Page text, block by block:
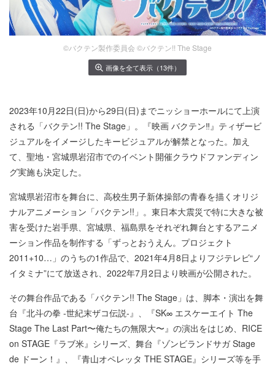
©バクテン製作委員会 ©バクテン!! The Stage
画像を全て表示（13件）
2023年10⽉22⽇(⽇)から29⽇(⽇)までニッショーホールにて上演
される「バクテン!! The Stage」。『映画 バクテン‼』ティザービ
ジュアルをイメージしたキービジュアルが解禁となった。加え
て、聖地・宮城県岩沼市でのイベント開催クラウドファンディン
グ実施も決定した。
宮城県岩沼市を舞台に、⾼校⽣男⼦新体操部の⻘春を描くオリジ
ナルアニメーション「バクテン!!」。東⽇本⼤震災で特に⼤きな被
害を受けた岩⼿県、宮城県、福島県をそれぞれ舞台とするアニメ
ーション作品を制作する「ずっとおうえん。プロジェクト
2011+10…」のうちの1作品で、2021年4⽉8⽇よりフジテレビ“ノ
イタミナ”にて放送され、2022年7⽉2⽇より映画が公開された。
その舞台作品である「バクテン!! The Stage」は、脚本・演出を舞
台『北⽃の拳 -世紀末ザコ伝説-』、『SK∞ エスケーエイト The
Stage The Last Part〜俺たちの無限⼤〜』の演出をはじめ、RICE
on STAGE『ラブ⽶』シリーズ、舞台『ゾンビランドサガ Stage
de ドーン！』、『⻘⼭オペレッタ THE STAGE』シリーズ等を⼿